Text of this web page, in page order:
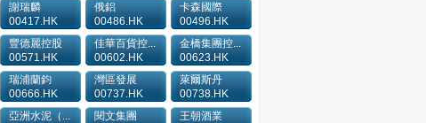
謝瑞麟
00417.HK
俄鋁
00486.HK
卡森國際
00496.HK
豐德麗控股
00571.HK
佳華百貨控...
00602.HK
金橋集團控...
00623.HK
瑞浦蘭鈞
00666.HK
灣區發展
00737.HK
萊爾斯丹
00738.HK
亞洲水泥（...
閱文集團
王朝酒業